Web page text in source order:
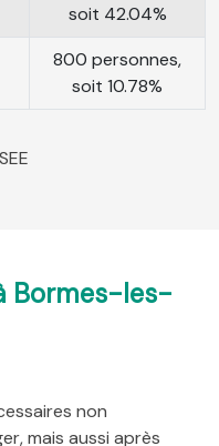
soit 42.04%
800 personnes,
soit 10.78%
Bormes-les-
non
mais aussi après